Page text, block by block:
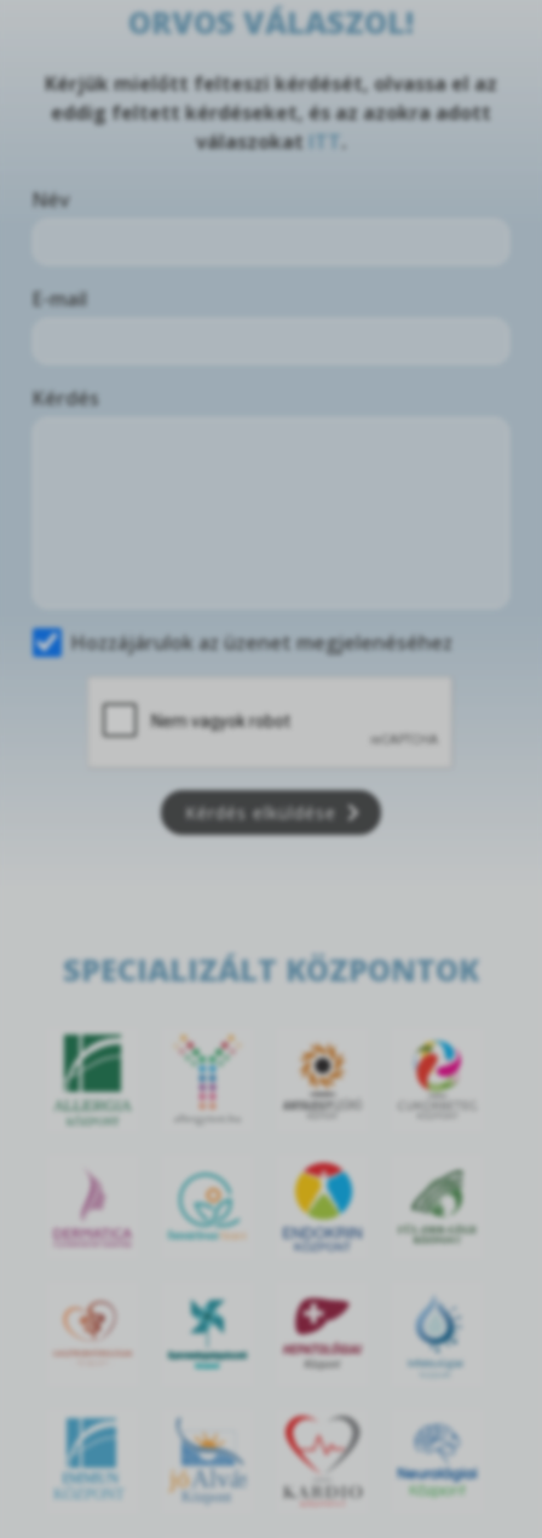
ORVOS VÁLASZOL!
Kérjük mielőtt felteszi kérdését, olvassa el az
eddig feltett kérdéseket, és az azokra adott
válaszokat
ITT
Név
E-mail
Kérdés
Hozzájárulok az üzenet megjelenéséhez
Kérdés elküldése
SPECIALIZÁLT KÖZPONTOK
IMMUN
KÖZPONT
jó Alvás
Központ